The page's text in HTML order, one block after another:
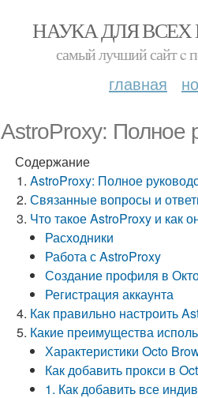
НАУКА ДЛЯ
самый лучший сайт c
главная
AstroProxy: Полное
Содержание
AstroProxy: Полное
Связанные вопросы и
Что такое AstroProxy и как
Расходники
Работа с AstroProxy
Создание профиля в
Регистрация аккаунта
Как правильно настроить
Какие преимущества
Характеристики Octo
Как добавить прокси в
1. Как добавить все